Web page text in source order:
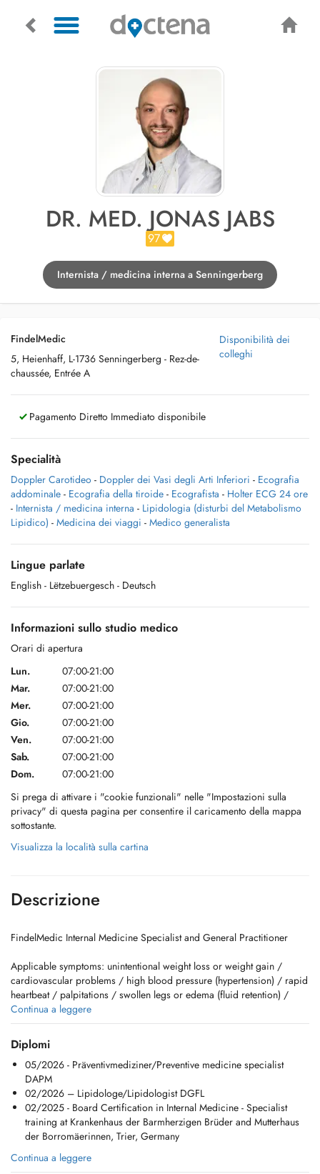
DR. MED. JONAS JABS
97
Internista / medicina interna a Senningerberg
FindelMedic
5, Heienhaff, L-1736 Senningerberg - Rez-de-
chaussée, Entrée A
Disponibilità dei
colleghi
Pagamento Diretto Immediato disponibile
Specialità
Doppler Carotideo - Doppler dei Vasi degli Arti Inferiori - Ecografia
addominale - Ecografia della tiroide - Ecografista - Holter ECG 24 ore
- Internista / medicina interna - Lipidologia (disturbi del Metabolismo
Lipidico) - Medicina dei viaggi - Medico generalista
Lingue parlate
English - Lëtzebuergesch - Deutsch
Informazioni sullo studio medico
Orari di apertura
Lun.
07:00-21:00
Mar.
07:00-21:00
Mer.
07:00-21:00
Gio.
07:00-21:00
Ven.
07:00-21:00
Sab.
07:00-21:00
Dom.
07:00-21:00
Si prega di attivare i "cookie funzionali" nelle "Impostazioni sulla
privacy" di questa pagina per consentire il caricamento della mappa
sottostante.
Visualizza la località sulla cartina
Descrizione
FindelMedic Internal Medicine Specialist and General Practitioner
Applicable symptoms: unintentional weight loss or weight gain /
cardiovascular problems / high blood pressure (hypertension) / rapid
heartbeat / palpitations / swollen legs or edema (fluid retention) /
respiratory infections and bronchitis / cough (acute or chronic) /
shortness of breath / diagnosed or suspected asthma , COPD /
abdominal pain / heartburn, reflux / nausea, vomiting /diarrhea or
constipation / diabetes mellitus (new diagnosis or
management/treatment) / elevated cholesterol/lipid metabolism
disorder (dyslipidemia) / Impaired kidney function (elevated
creatinine) / thyroid problems / anemia / joint and muscle pain
Available Services:
- consultation
- treatment of lipid metabolism disorders (lipidology), diabetes,
hypertension, and cardiovascular risk factor
Continua a leggere
Diplomi
05/2026 - Präventivmediziner/Preventive medicine specialist
DAPM
02/2026 – Lipidologe/Lipidologist DGFL
02/2025 - Board Certification in Internal Medicine - Specialist
training at Krankenhaus der Barmherzigen Brüder and Mutterhaus
der Borromäerinnen, Trier, Germany
Continua a leggere